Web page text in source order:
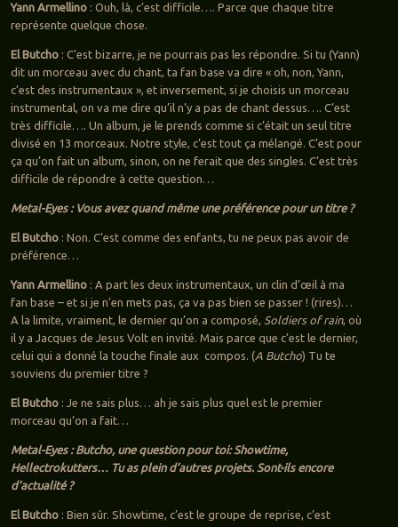
Yann Armellino: Ouh, là, c’est difficile…. Parce que chaque titre
représente quelque chose.
El Butcho: C’est bizarre, je ne pourrais pas les répondre. Si tu (Yann)
dit un morceau avec du chant, ta fan base va dire « oh, non, Yann,
c’est des instrumentaux », et inversement, si je choisis un morceau
instrumental, on va me dire qu’il n’y a pas de chant dessus…. C’est
très difficile…. Un album, je le prends comme si c’était un seul titre
divisé en 13 morceaux. Notre style, c’est tout ça mélangé. C’est pour
ça qu’on fait un album, sinon, on ne ferait que des singles. C’est très
difficile de répondre à cette question…
Metal-Eyes : Vous avez quand même une préférence pour un titre ?
El Butcho: Non. C’est comme des enfants, tu ne peux pas avoir de
préférence…
Yann Armellino: A part les deux instrumentaux, un clin d’œil à ma
fan base – et si je n’en mets pas, ça va pas bien se passer ! (rires)…
A la limite, vraiment, le dernier qu’on a composé, Soldiers of rain, où
il y a Jacques de Jesus Volt en invité. Mais parce que c’est le dernier,
celui qui a donné la touche finale aux compos. (A Butcho) Tu te
souviens du premier titre ?
El Butcho: Je ne sais plus… ah je sais plus quel est le premier
morceau qu’on a fait…
Metal-Eyes : Butcho, une question pour toi: Showtime,
Hellectrokutters… Tu as plein d’autres projets. Sont-ils encore
d’actualité ?
El Butcho: Bien sûr. Showtime, c’est le groupe de reprise, c’est